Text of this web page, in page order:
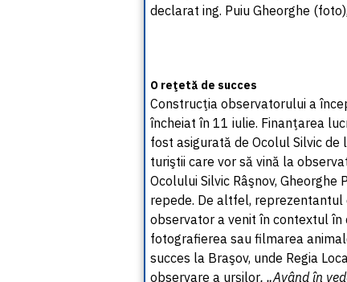
declarat ing. Puiu Gheorghe
O reţetă de succes
Construcţia observatorului a
încheiat în 11 iulie. Finanţarea
fost asigurată de Ocolul Silvic
turiştii care vor să vină la
Ocolului Silvic Râşnov,
repede. De altfel,
observator a venit în contextul
fotografierea sau filmarea
succes la Braşov, unde Regia
observare a urşilor. „Având în